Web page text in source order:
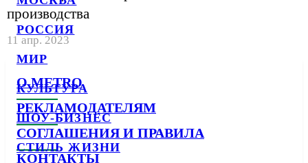
РОССИЯ
МИР
КУЛЬТУРА
ШОУ-БИЗНЕС
СТИЛЬ ЖИЗНИ
производства
11 апр. 2023
О METRO
РЕКЛАМОДАТЕЛЯМ
СОГЛАШЕНИЯ И ПРАВИЛА
КОНТАКТЫ